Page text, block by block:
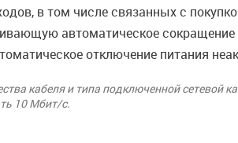
в том числе связанных с
автоматическое
отключение питания
кабеля и типа подключенной
10 Мбит/с.